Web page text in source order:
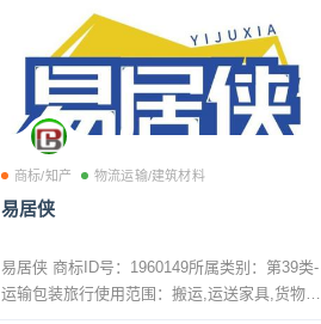
商标/知产 物流运输/建筑材料
易居侠
易居侠 商标ID号：1960149所属类别：第39类-
运输包装旅行使用范围：搬运,运送家具,货物航